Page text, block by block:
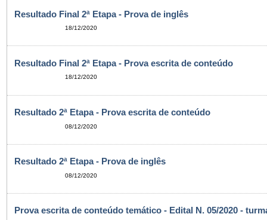
Resultado Final 2ª Etapa - Prova de inglês
18/12/2020
Resultado Final 2ª Etapa - Prova escrita de conteúdo
18/12/2020
Resultado 2ª Etapa - Prova escrita de conteúdo
08/12/2020
Resultado 2ª Etapa - Prova de inglês
08/12/2020
Prova escrita de conteúdo temático - Edital N. 05/2020 -